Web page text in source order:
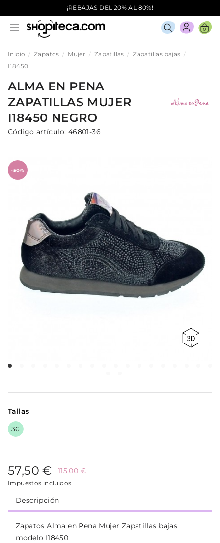
¡REBAJAS DEL 20% AL 80%!
0
Inicio Zapatos Mujer Zapatillas
Zapatillas bajas
I18450
ALMA EN PENA
ZAPATILLAS MUJER
I18450 NEGRO
Código artículo: 46801-36
-50%
Tallas
36
57,50 € 115,00 €
Impuestos incluidos
Descripción
Zapatos Alma en Pena Mujer Zapatillas bajas
modelo I18450